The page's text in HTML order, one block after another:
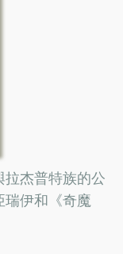
杰普特族的公
瑞伊和《奇魔